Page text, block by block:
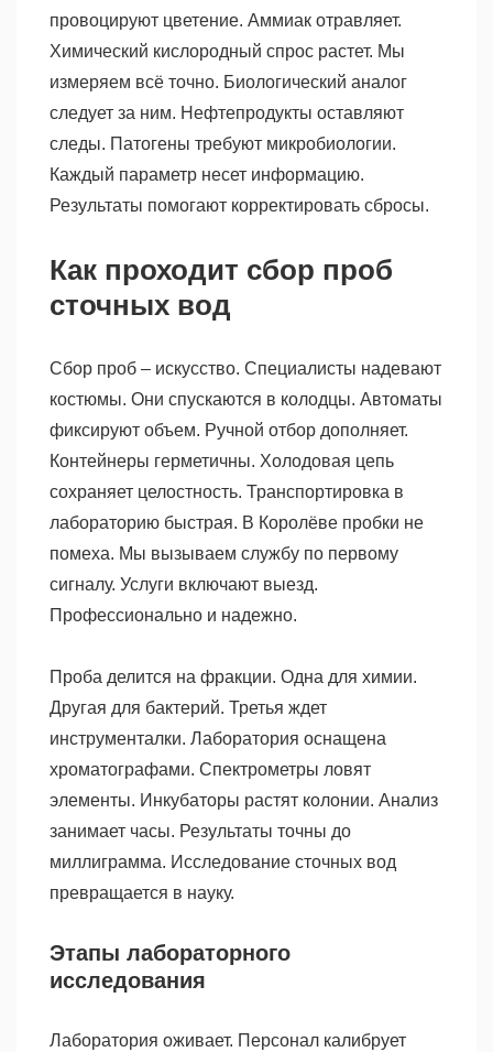
провоцируют цветение. Аммиак отравляет.
Химический кислородный спрос растет. Мы
измеряем всё точно. Биологический аналог
следует за ним. Нефтепродукты оставляют
следы. Патогены требуют микробиологии.
Каждый параметр несет информацию.
Результаты помогают корректировать сбросы.
Как проходит сбор проб
сточных вод
Сбор проб – искусство. Специалисты надевают
костюмы. Они спускаются в колодцы. Автоматы
фиксируют объем. Ручной отбор дополняет.
Контейнеры герметичны. Холодовая цепь
сохраняет целостность. Транспортировка в
лабораторию быстрая. В Королёве пробки не
помеха. Мы вызываем службу по первому
сигналу. Услуги включают выезд.
Профессионально и надежно.
Проба делится на фракции. Одна для химии.
Другая для бактерий. Третья ждет
инструменталки. Лаборатория оснащена
хроматографами. Спектрометры ловят
элементы. Инкубаторы растят колонии. Анализ
занимает часы. Результаты точны до
миллиграмма. Исследование сточных вод
превращается в науку.
Этапы лабораторного
исследования
Лаборатория оживает. Персонал калибрует